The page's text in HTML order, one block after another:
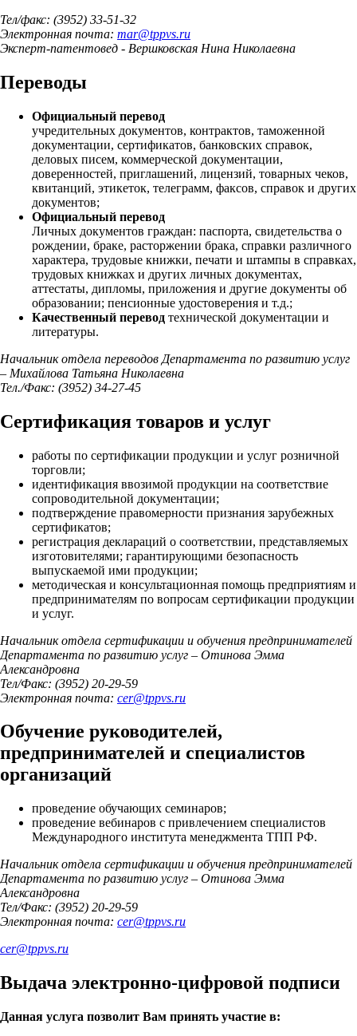
Тел/факс: (3952) 33-51-32
Электронная почта: mar@tppvs.ru
Эксперт-патентовед - Вершковская Нина Николаевна
Переводы
Официальный перевод
учредительных документов, контрактов, таможенной
документации, сертификатов, банковских справок,
деловых писем, коммерческой документации,
доверенностей, приглашений, лицензий, товарных чеков,
квитанций, этикеток, телеграмм, факсов, справок и других
документов;
Официальный перевод
Личных документов граждан: паспорта, свидетельства о
рождении, браке, расторжении брака, справки различного
характера, трудовые книжки, печати и штампы в справках,
трудовых книжках и других личных документах,
аттестаты, дипломы, приложения и другие документы об
образовании; пенсионные удостоверения и т.д.;
Качественный перевод технической документации и
литературы.
Начальник отдела переводов Департамента по развитию услуг
– Михайлова Татьяна Николаевна
Тел./Факс: (3952) 34-27-45
Сертификация товаров и услуг
работы по сертификации продукции и услуг розничной
торговли;
идентификация ввозимой продукции на соответствие
сопроводительной документации;
подтверждение правомерности признания зарубежных
сертификатов;
регистрация деклараций о соответствии, представляемых
изготовителями; гарантирующими безопасность
выпускаемой ими продукции;
методическая и консультационная помощь предприятиям и
предпринимателям по вопросам сертификации продукции
и услуг.
Начальник отдела сертификации и обучения предпринимателей
Департамента по развитию услуг – Отинова Эмма
Александровна
Тел/Факс: (3952) 20-29-59
Электронная почта: cer@tppvs.ru
Обучение руководителей,
предпринимателей и специалистов
организаций
проведение обучающих семинаров;
проведение вебинаров с привлечением специалистов
Международного института менеджмента ТПП РФ.
Начальник отдела сертификации и обучения предпринимателей
Департамента по развитию услуг – Отинова Эмма
Александровна
Тел/Факс: (3952) 20-29-59
Электронная почта: cer@tppvs.ru
cer@tppvs.ru
Выдача электронно-цифровой подписи
Данная услуга позволит Вам принять участие в: